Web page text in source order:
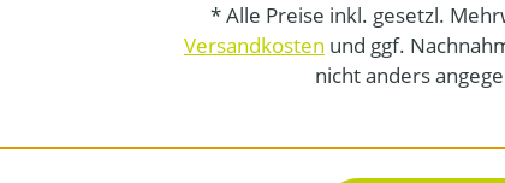
* Alle Preise inkl. gesetzl.
Versandkosten und ggf.
nicht anders